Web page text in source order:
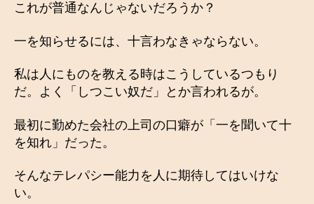
これが普通なんじゃないだろうか？
一を知らせるには、十言わなきゃならない。
私は人にものを教える時はこうしているつもり
だ。よく「しつこい奴だ」とか言われるが。
最初に勤めた会社の上司の口癖が「一を聞いて十
を知れ」だった。
そんなテレパシー能力を人に期待してはいけな
い。